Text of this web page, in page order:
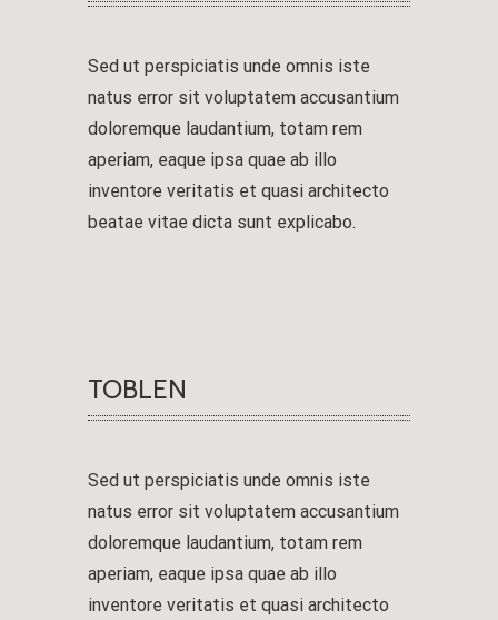
Sed ut perspiciatis unde omnis iste
natus error sit voluptatem accusantium
doloremque laudantium, totam rem
aperiam, eaque ipsa quae ab illo
inventore veritatis et quasi architecto
beatae vitae dicta sunt explicabo.
TOBLEN
Sed ut perspiciatis unde omnis iste
natus error sit voluptatem accusantium
doloremque laudantium, totam rem
aperiam, eaque ipsa quae ab illo
inventore veritatis et quasi architecto